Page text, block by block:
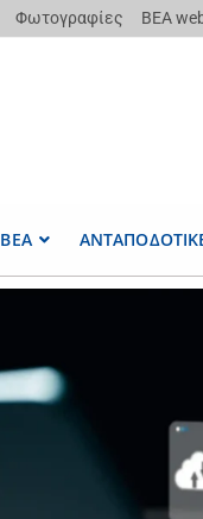
Φωτογραφίες ΒΕΑ
ΒΕΑ